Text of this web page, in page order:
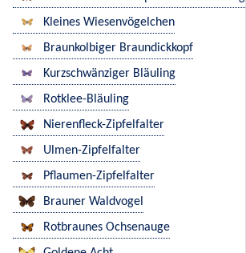
Kleines Wiesenvögelchen
Braunkolbiger Braundickkopf
Kurzschwänziger Bläuling
Rotklee-Bläuling
Nierenfleck-Zipfelfalter
Ulmen-Zipfelfalter
Pflaumen-Zipfelfalter
Brauner Waldvogel
Rotbraunes Ochsenauge